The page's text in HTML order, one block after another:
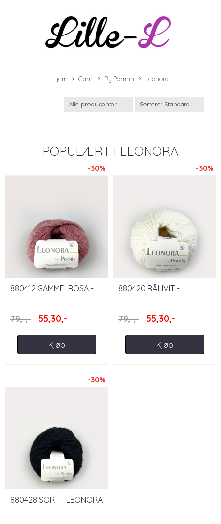
Hjem Garn By Permin Leonora
POPULÆRT I LEONORA
-30%
880412 GAMMELROSA -
79,-,-
55,30,-
Kjøp
-30%
880420 RÅHVIT -
79,-,-
55,30,-
Kjøp
-30%
880428 SORT - LEONORA